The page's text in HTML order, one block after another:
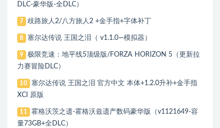
DLC-豪华版-全DLC）
7 歧路旅人2/八方旅人2 +金手指+字体补丁
8 塞尔达传说 王国之泪（ v1.1.0—模拟器）
9
极限竞速：地平线5顶级版/FORZA HORIZON 5（更新拉
力赛冒险DLC）
10
塞尔达传说 王国之泪 官方中文 本体+1.2.0升补+金手指
XCI 原版
11
霍格沃茨之遗-霍格沃兹遗产数码豪华版（v1121649-容
量73GB+全DLC）